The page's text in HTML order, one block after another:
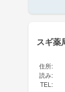
スギ
住所:
読み:
TEL :